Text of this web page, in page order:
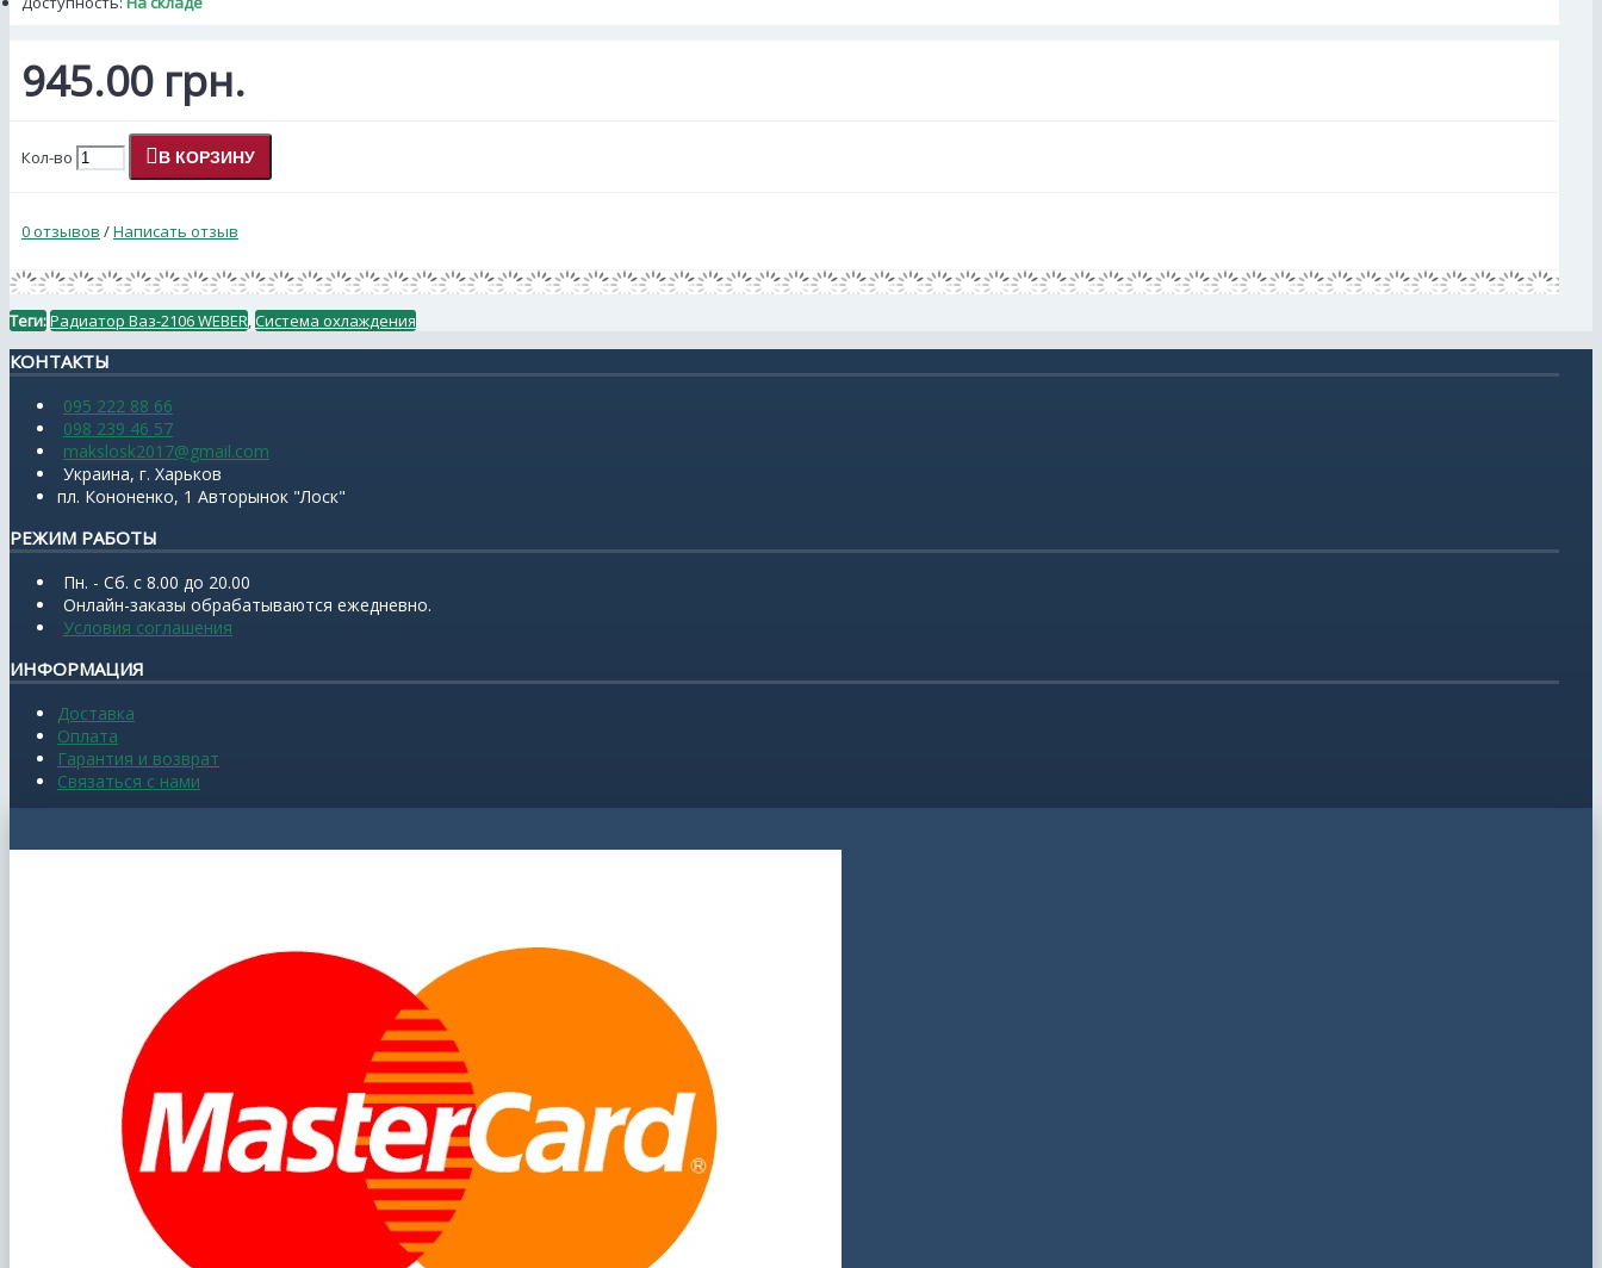
945.00 грн.
Кол-во В КОРЗИНУ
0 отзывов /Написать отзыв
Теги:Радиатор Ваз-2106 WEBER,Система охлаждения
КОНТАКТЫ
095 222 88 66
098 239 46 57
makslosk2017@gmail.com
Украина, г. Харьков
пл. Кононенко, 1 Авторынок "Лоск"
РЕЖИМ РАБОТЫ
Пн. - Сб. с 8.00 до 20.00
Онлайн-заказы обрабатываются ежедневно.
Условия соглашения
ИНФОРМАЦИЯ
Доставка
Оплата
Гарантия и возврат
Связаться с нами